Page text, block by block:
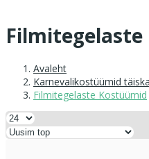
Avaleht
Karnevalikostüümid
Filmitegelaste Kostüümid